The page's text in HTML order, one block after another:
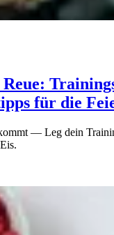
Reue:
für die
— Leg dein